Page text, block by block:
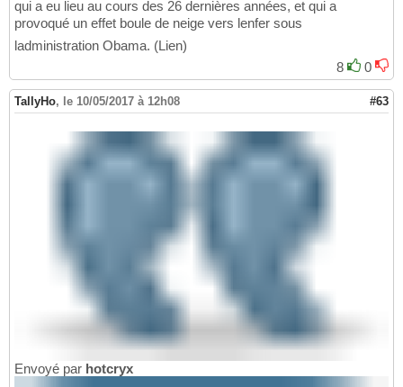
qui a eu lieu au cours des 26 dernières années, et qui a
provoqué un effet boule de neige vers lenfer sous
ladministration Obama. (Lien)
8
0
TallyHo, le 10/05/2017 à 12h08 #63
Envoyé par hotcryx